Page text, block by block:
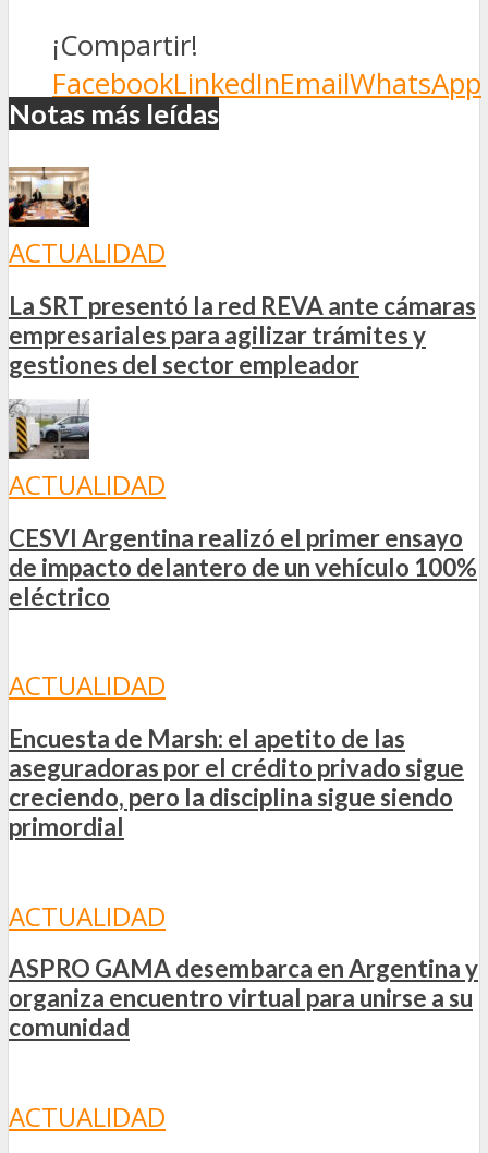
¡Compartir!
FacebookLinkedInEmailWhatsApp
Notas más leídas
ACTUALIDAD
La SRT presentó la red REVA ante cámaras
empresariales para agilizar trámites y
gestiones del sector empleador
ACTUALIDAD
CESVI Argentina realizó el primer ensayo
de impacto delantero de un vehículo 100%
eléctrico
ACTUALIDAD
Encuesta de Marsh: el apetito de las
aseguradoras por el crédito privado sigue
creciendo, pero la disciplina sigue siendo
primordial
ACTUALIDAD
ASPRO GAMA desembarca en Argentina y
organiza encuentro virtual para unirse a su
comunidad
ACTUALIDAD